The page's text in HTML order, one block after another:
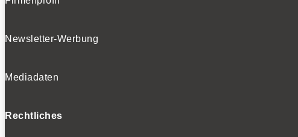
Newsletter-Werbung
Mediadaten
Rechtliches